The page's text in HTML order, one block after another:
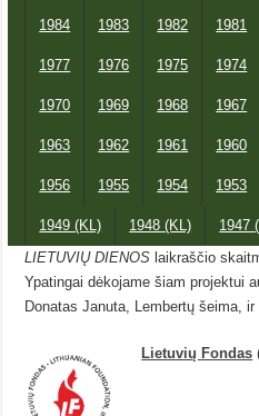
1984 1983 1982 1981
1977 1976 1975 1974
1970 1969 1968 1967
1963 1962 1961 1960
1956 1955 1954 1953
1949 (KL) 1948 (KL) 1947
LIETUVIŲ DIENOS laikraščio
Ypatingai dėkojame šiam projektui
Donatas Januta, Lembertų šeima, ir
Lietuvių Fondas